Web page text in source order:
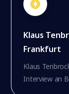
Klaus
Frankfurt
Klaus
Interview an